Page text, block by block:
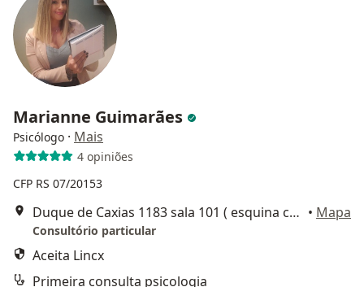
Marianne Guimarães
Psicólogo · Mais
4 opiniões
CFP RS 07/20153
Duque de Caxias 1183 sala 101 ( esquina com a niederauer), Santa Maria • Mapa
Consultório particular
Aceita Lincx
Primeira consulta psicologia